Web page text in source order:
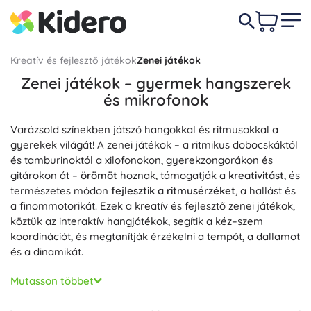
Kreatív és fejlesztő játékokZenei játékok
Zenei játékok – gyermek hangszerek
és mikrofonok
Varázsold színekben játszó hangokkal és ritmusokkal a
gyerekek világát! A zenei játékok – a ritmikus dobocskáktól
és tamburinoktól a xilofonokon, gyerekzongorákon és
gitárokon át – örömöt hoznak, támogatják a kreativitást, és
természetes módon fejlesztik a ritmusérzéket, a hallást és
a finommotorikát. Ezek a kreatív és fejlesztő zenei játékok,
köztük az interaktív hangjátékok, segítik a kéz–szem
koordinációt, és megtanítják érzékelni a tempót, a dallamot
és a dinamikát.
A
Hangszerekkategóriában gyerekzongorákat és
billentyűs hangszereket, ukuleléket és gyerekgitárokat,
Mutasson többet